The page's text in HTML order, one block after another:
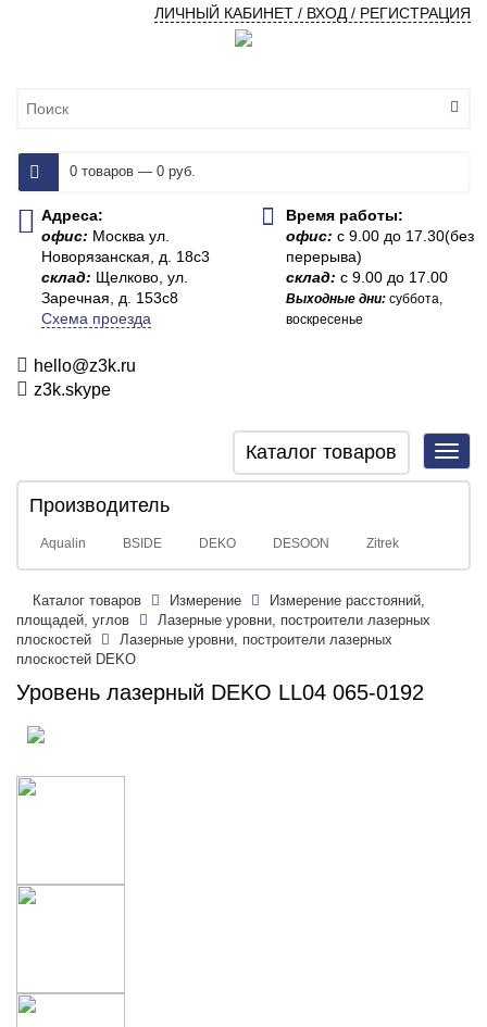
ЛИЧНЫЙ КАБИНЕТ / ВХОД / РЕГИСТРАЦИЯ
0 товаров — 0 руб.
Адреса:
офис: Москва ул.
Новорязанская, д. 18с3
склад: Щелково, ул.
Заречная, д. 153с8
Схема проезда
Время работы:
офис:с 9.00 до 17.30(без
перерыва)
склад:с 9.00 до 17.00
Выходные дни:суббота,
воскресенье
hello@z3k.ru
z3k.skype
Каталог товаров
Производитель
Aqualin BSIDE DEKO DESOON Zitrek
Каталог товаров Измерение
Измерение расстояний,
площадей, углов
Лазерные уровни, построители лазерных
плоскостей
Лазерные уровни, построители лазерных
плоскостей DEKO
Уровень лазерный DEKO LL04 065-0192